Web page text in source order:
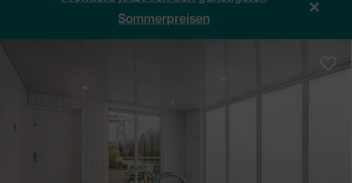
Sommerpreisen